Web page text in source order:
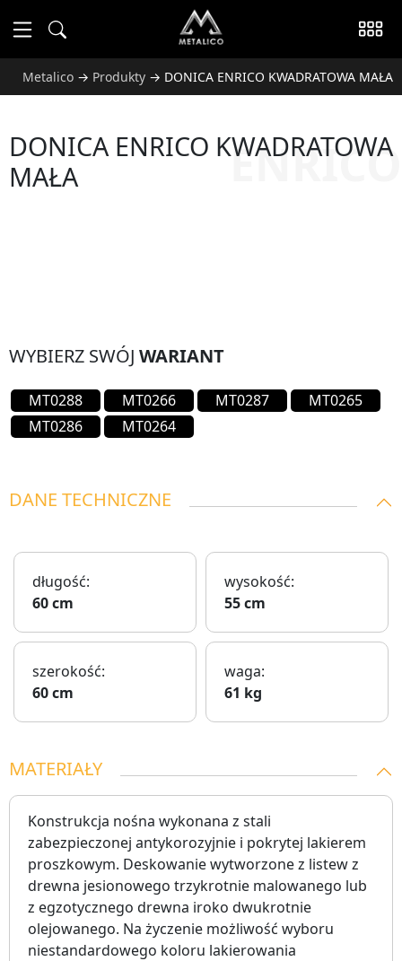
Metalico → Produkty → DONICA ENRICO KWADRATOWA MAŁA
ENRICO
DONICA ENRICO KWADRATOWA
MAŁA
WYBIERZ SWÓJ WARIANT
MT0288 MT0266 MT0287
MT0265
MT0286
MT0264
DANE TECHNICZNE
długość:
60 cm
wysokość:
55 cm
szerokość:
60 cm
waga:
61 kg
MATERIAŁY
Konstrukcja nośna wykonana z stali
zabezpieczonej antykorozyjnie i pokrytej lakierem
proszkowym. Deskowanie wytworzone z listew z
drewna jesionowego trzykrotnie malowanego lub
z egzotycznego drewna iroko dwukrotnie
olejowanego. Na życzenie możliwość wyboru
niestandardowego koloru lakierowania